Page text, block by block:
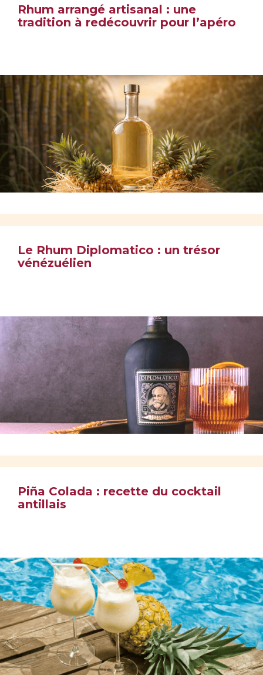
Rhum arrangé artisanal : une
tradition à redécouvrir pour l’apéro
Le Rhum Diplomatico : un trésor
vénézuélien
Piña Colada : recette du cocktail
antillais